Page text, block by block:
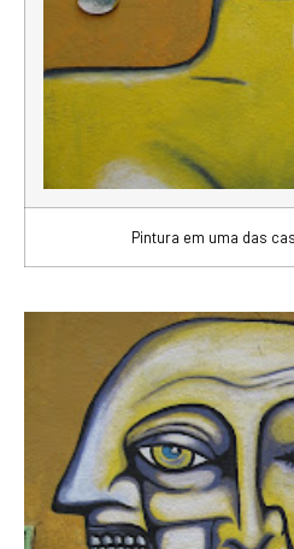
Pintura em uma das